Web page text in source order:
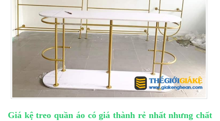
Giá kệ treo quần áo có giá thành rẻ nhất nhưng chất